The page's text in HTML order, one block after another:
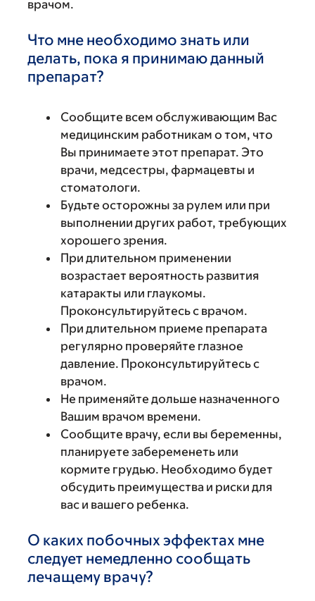
врачом.
Что мне необходимо знать или
делать, пока я принимаю данный
препарат?
Сообщите всем обслуживающим Вас
медицинским работникам о том, что
Вы принимаете этот препарат. Это
врачи, медсестры, фармацевты и
стоматологи.
Будьте осторожны за рулем или при
выполнении других работ, требующих
хорошего зрения.
При длительном применении
возрастает вероятность развития
катаракты или глаукомы.
Проконсультируйтесь с врачом.
При длительном приеме препарата
регулярно проверяйте глазное
давление. Проконсультируйтесь с
врачом.
Не применяйте дольше назначенного
Вашим врачом времени.
Сообщите врачу, если вы беременны,
планируете забеременеть или
кормите грудью. Необходимо будет
обсудить преимущества и риски для
вас и вашего ребенка.
О каких побочных эффектах мне
следует немедленно сообщать
лечащему врачу?